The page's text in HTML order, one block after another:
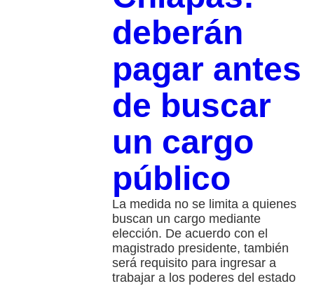
deberán
pagar antes
de buscar
un cargo
público
La medida no se limita a quienes
buscan un cargo mediante
elección. De acuerdo con el
magistrado presidente, también
será requisito para ingresar a
trabajar a los poderes del estado